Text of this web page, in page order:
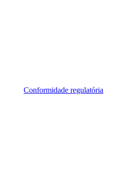
Conformidade regulatória